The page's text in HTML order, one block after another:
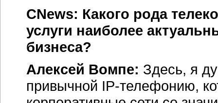
CNews: Какого рода
услуги наиболее
бизнеса?
Алексей Вомпе: Здесь, я
привычной IP-телефонию,